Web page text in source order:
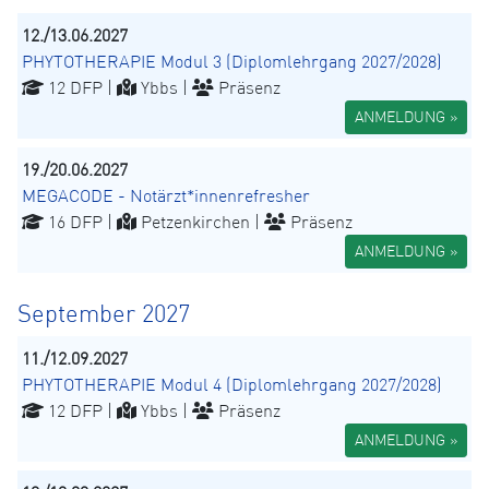
12./13.06.2027
PHYTOTHERAPIE Modul 3 (Diplomlehrgang 2027/2028)
12 DFP |
Ybbs | Präsenz
ANMELDUNG »
19./20.06.2027
MEGACODE - Notärzt*innenrefresher
16 DFP |
Petzenkirchen | Präsenz
ANMELDUNG »
September 2027
11./12.09.2027
PHYTOTHERAPIE Modul 4 (Diplomlehrgang 2027/2028)
12 DFP |
Ybbs | Präsenz
ANMELDUNG »